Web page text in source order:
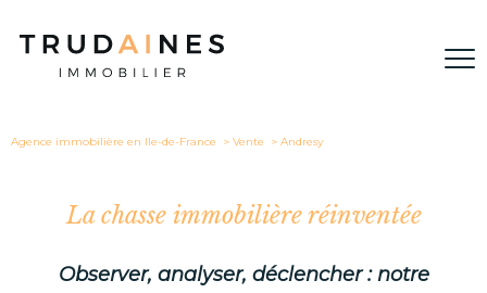
Agence immobilière en Ile-de-France Vente Andresy
La chasse immobilière réinventée
Observer, analyser, déclencher : notre